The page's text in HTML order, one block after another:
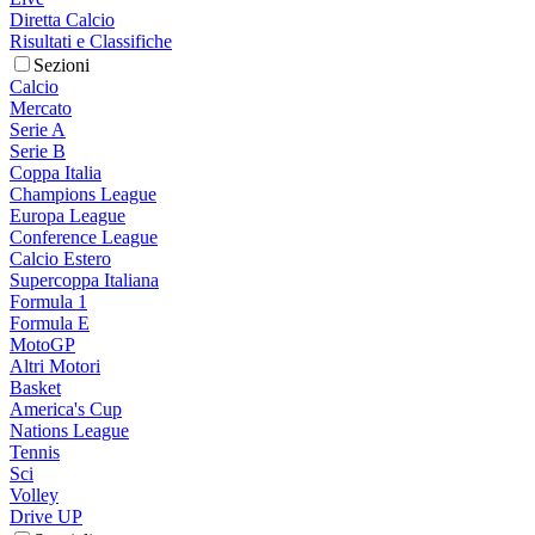
Diretta Calcio
Risultati e Classifiche
Sezioni
Calcio
Mercato
Serie A
Serie B
Coppa Italia
Champions League
Europa League
Conference League
Calcio Estero
Supercoppa Italiana
Formula 1
Formula E
MotoGP
Altri Motori
Basket
America's Cup
Nations League
Tennis
Sci
Volley
Drive UP